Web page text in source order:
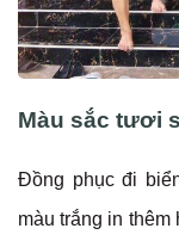
Màu sắc tươi
Đồng phục đi
màu trắng in thêm